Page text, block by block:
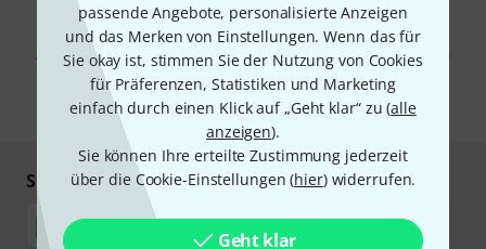
passende Angebote, personalisierte Anzeigen
und das Merken von Einstellungen. Wenn das für
Sie okay ist, stimmen Sie der Nutzung von Cookies
für Präferenzen, Statistiken und Marketing
einfach durch einen Klick auf „Geht klar“ zu (alle
anzeigen).
Sie können Ihre erteilte Zustimmung jederzeit
über die Cookie-Einstellungen (hier) widerrufen.
Geht klar
Mit Klick auf „Jetzt anmelden“ stimmen Sie dem Erhalt von E-Mail-
Werbung und einer Messung des E-Mail-Nutzungsverhaltens zu. Die
Abmeldung ist jederzeit möglich. Weitere Informationen finden Sie in
unserenDatenschutzhinweisen
* Pflichtfeld
Sicher einkaufen & bezahlen